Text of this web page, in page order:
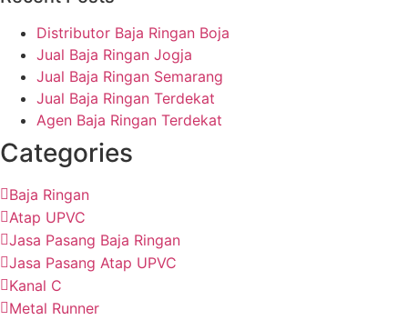
Distributor Baja Ringan Boja
Jual Baja Ringan Jogja
Jual Baja Ringan Semarang
Jual Baja Ringan Terdekat
Agen Baja Ringan Terdekat
Categories
Baja Ringan
Atap UPVC
Jasa Pasang Baja Ringan
Jasa Pasang Atap UPVC
Kanal C
Metal Runner